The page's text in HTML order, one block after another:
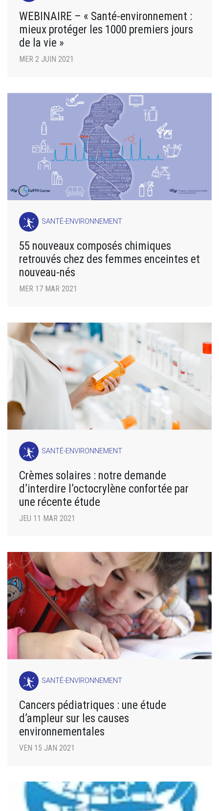
WEBINAIRE – « Santé-environnement :
mieux protéger les 1000 premiers jours
de la vie »
MER 2 JUIN 2021
SANTÉ-ENVIRONNEMENT
55 nouveaux composés chimiques
retrouvés chez des femmes enceintes et
nouveau-nés
MER 17 MAR 2021
SANTÉ-ENVIRONNEMENT
Crèmes solaires : notre demande
d’interdire l’octocrylène confortée par
une récente étude
JEU 11 MAR 2021
SANTÉ-ENVIRONNEMENT
Cancers pédiatriques : une étude
d’ampleur sur les causes
environnementales
VEN 15 JAN 2021